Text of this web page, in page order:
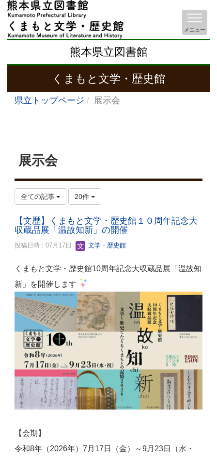
熊本県立図書館
くまもと文学・歴史館
メニュー
県立トップページ 展示会
展示会
全ての記事 20件
【文歴】くまもと文学・歴史館１０周年記念大
収蔵品展「温故知新」の開催
投稿日時 : 07月17日 文学・歴史館
くまもと文学・歴史館10周年記念大収蔵品展「温故知
新」を開催します
【会期】
令和8年（2026年）7月17 日（金）～9月23日（水・